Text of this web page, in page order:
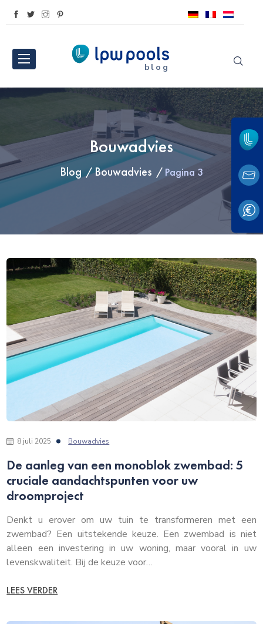
blog
Bouwadvies
Blog Bouwadvies Pagina 3
8 juli 2025 Bouwadvies
De aanleg van een monoblok zwembad: 5
cruciale aandachtspunten voor uw
droomproject
Denkt u erover om uw tuin te transformeren met een
zwembad? Een uitstekende keuze. Een zwembad is niet
alleen een investering in uw woning, maar vooral in uw
levenskwaliteit. Bij de keuze voor…
LEES VERDER